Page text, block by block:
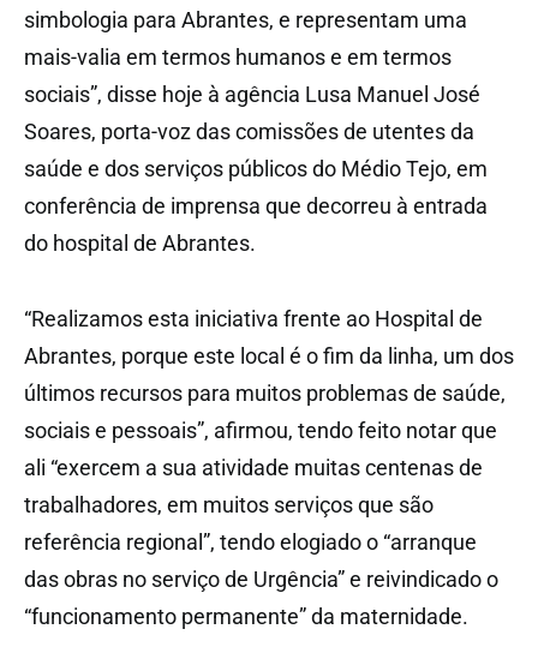
simbologia para Abrantes, e representam uma
mais-valia em termos humanos e em termos
sociais”, disse hoje à agência Lusa Manuel José
Soares, porta-voz das comissões de utentes da
saúde e dos serviços públicos do Médio Tejo, em
conferência de imprensa que decorreu à entrada
do hospital de Abrantes.
“Realizamos esta iniciativa frente ao Hospital de
Abrantes, porque este local é o fim da linha, um dos
últimos recursos para muitos problemas de saúde,
sociais e pessoais”, afirmou, tendo feito notar que
ali “exercem a sua atividade muitas centenas de
trabalhadores, em muitos serviços que são
referência regional”, tendo elogiado o “arranque
das obras no serviço de Urgência” e reivindicado o
“funcionamento permanente” da maternidade.